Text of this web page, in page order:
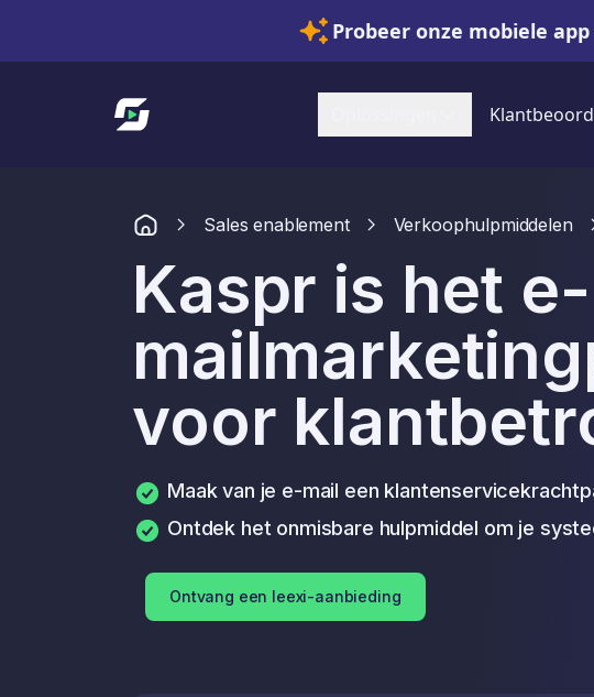
Probeer onze mobiele
Link naar startpagina
Sales enablement Verkoophulpmiddelen
Kaspr is het e-
voor
Maak van je e-mail een
Ontdek het onmisbare hulpmiddel om je
Ontvang een leexi-aanbieding